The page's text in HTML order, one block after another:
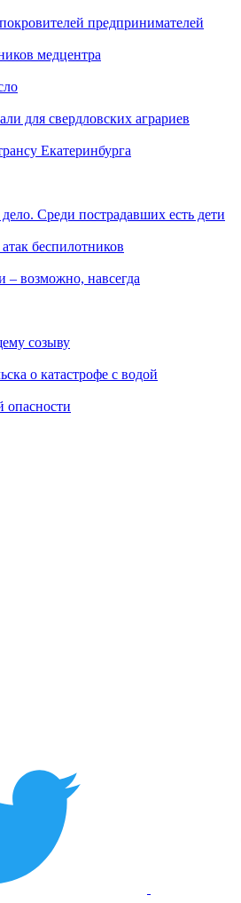
предпринимателей
медцентра
для свердловских аграриев
Екатеринбурга
Среди пострадавших есть дети
беспилотников
возможно, навсегда
созыву
о катастрофе с водой
опасности